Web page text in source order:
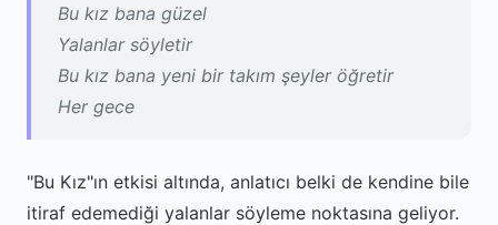
Bu kız bana güzel
Yalanlar söyletir
Bu kız bana yeni bir takım şeyler öğretir
Her gece
"Bu Kız"ın etkisi altında, anlatıcı belki de kendine bile
itiraf edemediği yalanlar söyleme noktasına geliyor.